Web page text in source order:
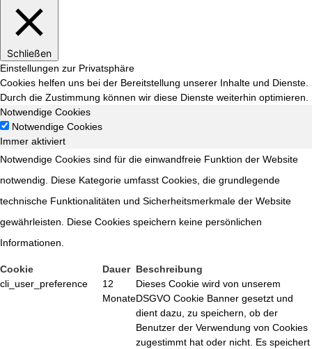
Schließen
Einstellungen zur Privatsphäre
Cookies helfen uns bei der Bereitstellung unserer Inhalte und Dienste.
Durch die Zustimmung können wir diese Dienste weiterhin optimieren.
Notwendige Cookies
Notwendige Cookies
Immer aktiviert
Notwendige Cookies sind für die einwandfreie Funktion der Website
notwendig. Diese Kategorie umfasst Cookies, die grundlegende
technische Funktionalitäten und Sicherheitsmerkmale der Website
gewährleisten. Diese Cookies speichern keine persönlichen
Informationen.
Cookie Dauer Beschreibung
cli_user_preference
12
Monate
Dieses Cookie wird von unserem
DSGVO Cookie Banner gesetzt und
dient dazu, zu speichern, ob der
Benutzer der Verwendung von Cookies
zugestimmt hat oder nicht. Es speichert